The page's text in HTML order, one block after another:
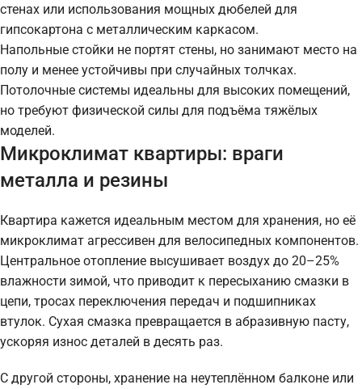
стенах или использования мощных дюбелей для
гипсокартона с металлическим каркасом.
Напольные стойки не портят стены, но занимают место на
полу и менее устойчивы при случайных толчках.
Потолочные системы идеальны для высоких помещений,
но требуют физической силы для подъёма тяжёлых
моделей.
Микроклимат квартиры: враги
металла и резины
Квартира кажется идеальным местом для хранения, но её
микроклимат агрессивен для велосипедных компонентов.
Центральное отопление высушивает воздух до 20–25%
влажности зимой, что приводит к пересыханию смазки в
цепи, тросах переключения передач и подшипниках
втулок. Сухая смазка превращается в абразивную пасту,
ускоряя износ деталей в десять раз.
С другой стороны, хранение на неутеплённом балконе или